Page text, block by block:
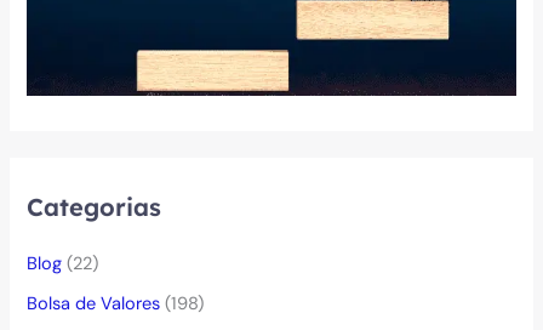
Categorias
Blog (22)
Bolsa de Valores (198)